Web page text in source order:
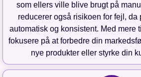
som ellers ville blive brugt på
reducerer også risikoen for fejl, da
automatisk og konsistent. Med mere
fokusere på at forbedre din
nye produkter eller styrke din